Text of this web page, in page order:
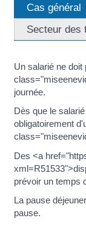
Cas général
Secteur des
Un salarié ne
journée.
Dès que le
obligatoirement
Des <a
prévoir un temps
La pause
pause.